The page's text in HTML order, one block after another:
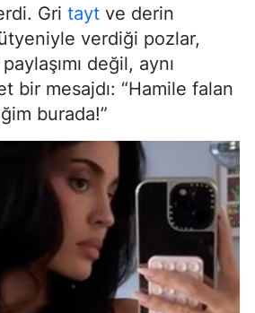
Gri tayt ve derin
verdiği pozlar,
değil, aynı
bir mesajdı: “Hamile falan
burada!”